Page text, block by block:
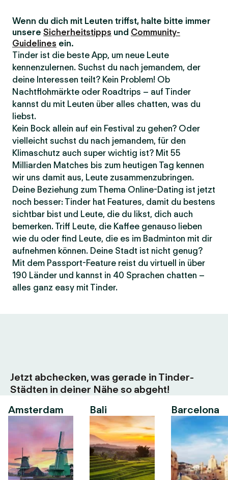
Wenn du dich mit Leuten triffst, halte bitte immer
unsere Sicherheitstipps und Community-
Guidelines ein.
Tinder ist die beste App, um neue Leute
kennenzulernen. Suchst du nach jemandem, der
deine Interessen teilt? Kein Problem! Ob
Nachtflohmärkte oder Roadtrips – auf Tinder
kannst du mit Leuten über alles chatten, was du
liebst.
Kein Bock allein auf ein Festival zu gehen? Oder
vielleicht suchst du nach jemandem, für den
Klimaschutz auch super wichtig ist? Mit 55
Milliarden Matches bis zum heutigen Tag kennen
wir uns damit aus, Leute zusammenzubringen.
Deine Beziehung zum Thema Online-Dating ist jetzt
noch besser: Tinder hat Features, damit du bestens
sichtbar bist und Leute, die du likst, dich auch
bemerken. Triff Leute, die Kaffee genauso lieben
wie du oder find Leute, die es im Badminton mit dir
aufnehmen können. Deine Stadt ist nicht genug?
Mit dem Passport-Feature reist du virtuell in über
190 Länder und kannst in 40 Sprachen chatten –
alles ganz easy mit Tinder.
Jetzt abchecken, was gerade in Tinder-
Städten in deiner Nähe so abgeht!
Amsterdam
Bali Barcelona